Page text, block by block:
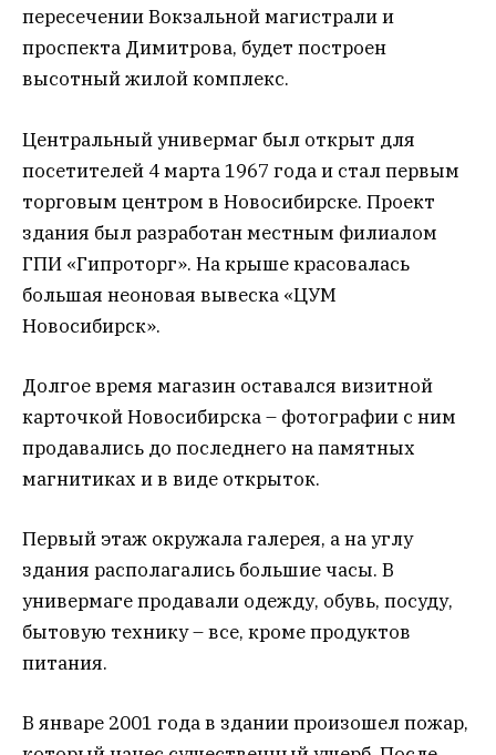
пересечении Вокзальной магистрали и
проспекта Димитрова, будет построен
высотный жилой комплекс.
Центральный универмаг был открыт для
посетителей 4 марта 1967 года и стал первым
торговым центром в Новосибирске. Проект
здания был разработан местным филиалом
ГПИ «Гипроторг». На крыше красовалась
большая неоновая вывеска «ЦУМ
Новосибирск».
Долгое время магазин оставался визитной
карточкой Новосибирска – фотографии с ним
продавались до последнего на памятных
магнитиках и в виде открыток.
Первый этаж окружала галерея, а на углу
здания располагались большие часы. В
универмаге продавали одежду, обувь, посуду,
бытовую технику – все, кроме продуктов
питания.
В январе 2001 года в здании произошел пожар,